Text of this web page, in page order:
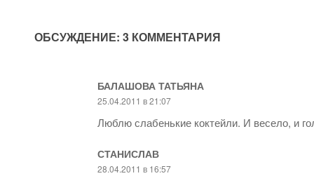
ОБСУЖДЕНИЕ: 3 КОММЕНТАРИЯ
БАЛАШОВА ТАТЬЯНА
25.04.2011 в 21:07
Люблю слабенькие коктейли. И весело, и
СТАНИСЛАВ
28.04.2011 в 16:57